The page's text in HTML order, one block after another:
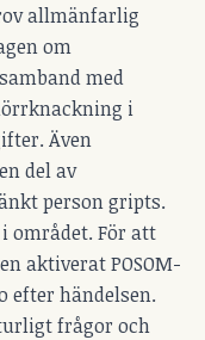
allmänfarlig
om
med
i
Även
del av
person gripts.
området. För att
aktiverat POSOM-
efter händelsen.
frågor och